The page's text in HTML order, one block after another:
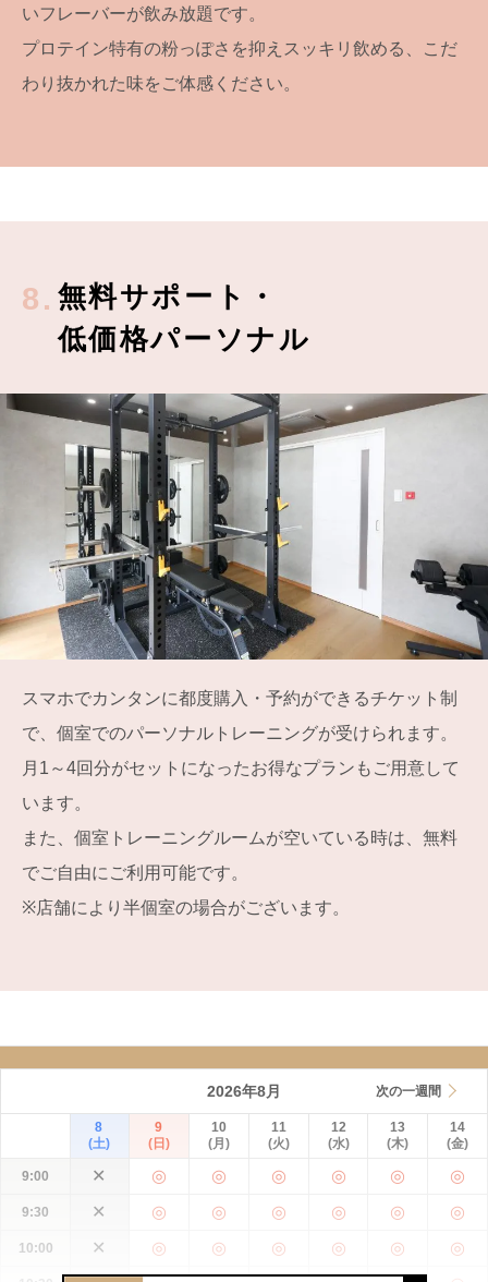
いフレーバーが飲み放題です。
プロテイン特有の粉っぽさを抑えスッキリ飲める、こだ
わり抜かれた味をご体感ください。
8. 無料サポート・
低価格パーソナル
スマホでカンタンに都度購入・予約ができるチケット制
で、個室でのパーソナルトレーニングが受けられます。
月1～4回分がセットになったお得なプランもご用意して
います。
また、個室トレーニングルームが空いている時は、無料
でご自由にご利用可能です。
※店舗により半個室の場合がございます。